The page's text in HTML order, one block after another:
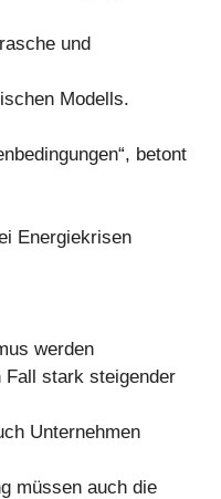
und
Modells.
betont
Energiekrisen
werden
Fall stark steigender
Unternehmen
müssen auch die